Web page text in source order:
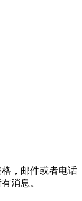
，邮件或者电话
消息。